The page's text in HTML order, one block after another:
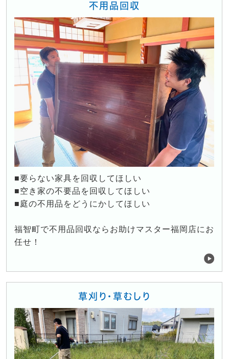
不用品回収
■要らない家具を回収してほしい
■空き家の不要品を回収してほしい
■庭の不用品をどうにかしてほしい
福智町で不用品回収ならお助けマスター福岡店にお
任せ！
草刈り・草むしり